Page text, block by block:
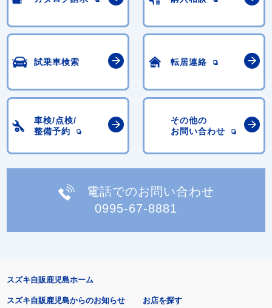
試乗車検索 転居連絡
車検/点検/
整備予約
その他の
お問い合わせ
電話でのお問い合わせ
0995-67-8881
スズキ自販鹿児島ホーム
スズキ自販鹿児島からのお知らせ お店を探す